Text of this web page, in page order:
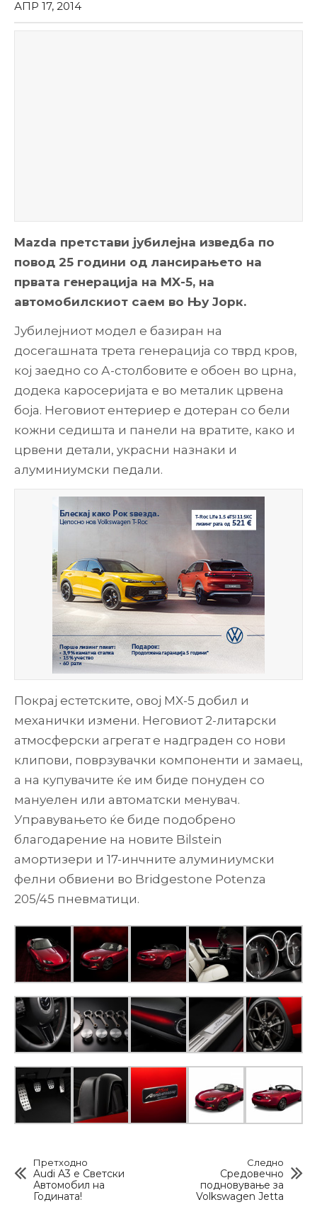
АПР 17, 2014
Mazda претстави јубилејна изведба по
повод 25 години од лансирањето на
првата генерација на MX-5, на
автомобилскиот саем во Њу Јорк.
Јубилејниот модел е базиран на
досегашната трета генерација со тврд кров,
кој заедно со А-столбовите е обоен во црна,
додека каросеријата е во металик црвена
боја. Неговиот ентериер е дотеран со бели
кожни седишта и панели на вратите, како и
црвени детали, украсни назнаки и
алуминиумски педали.
Покрај естетските, овој MX-5 добил и
механички измени. Неговиот 2-литарски
атмосферски агрегат е надграден со нови
клипови, поврзувачки компоненти и замаец,
а на купувачите ќе им биде понуден со
мануелен или автоматски менувач.
Управувањето ќе биде подобрено
благодарение на новите Bilstein
амортизери и 17-инчните алуминиумски
фелни обвиени во Bridgestone Potenza
205/45 пневматици.
Претходно
Audi A3 е Светски
Автомобил на
Годината!
Следно
Средовечно
подновување за
Volkswagen Jetta